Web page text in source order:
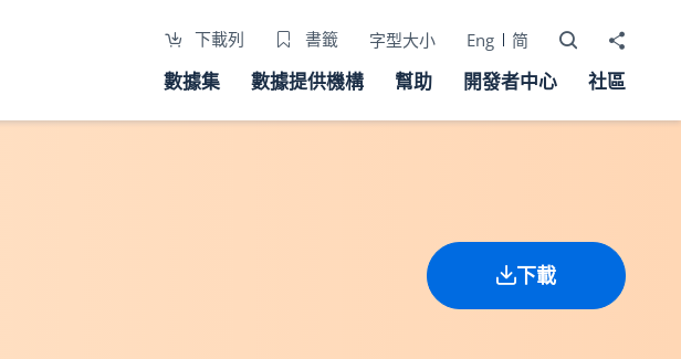
下載列 書籤 字型大小 Eng 简 打開搜尋器
分享至
數據集 數據提供機構 幫助 開發者中心 社區
下載